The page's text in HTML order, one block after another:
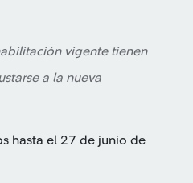
vigente tienen
a la nueva
hasta el 27 de junio de